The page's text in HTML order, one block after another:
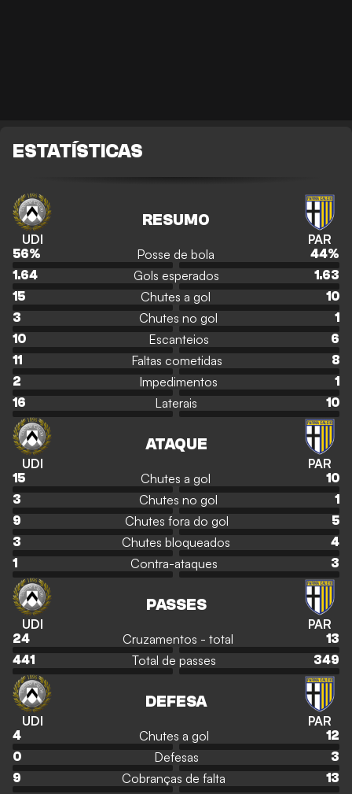
ESTATÍSTICAS
UDI
RESUMO
PAR
56% Posse de bola 44%
1.64
Gols esperados
1.63
15
Chutes a gol
10
3
Chutes no gol
1
10
Escanteios
6
11
Faltas cometidas
8
2
Impedimentos
1
16
Laterais 10
UDI
ATAQUE
PAR
15 Chutes a gol
10
3
Chutes no gol
1
9
Chutes fora do gol
5
3
Chutes bloqueados
4
1
Contra-ataques 3
UDI
PASSES
PAR
24 Cruzamentos - total
13
441
Total de passes 349
UDI
DEFESA
PAR
4 Chutes a gol
12
0
Defesas
3
9
Cobranças de falta
13